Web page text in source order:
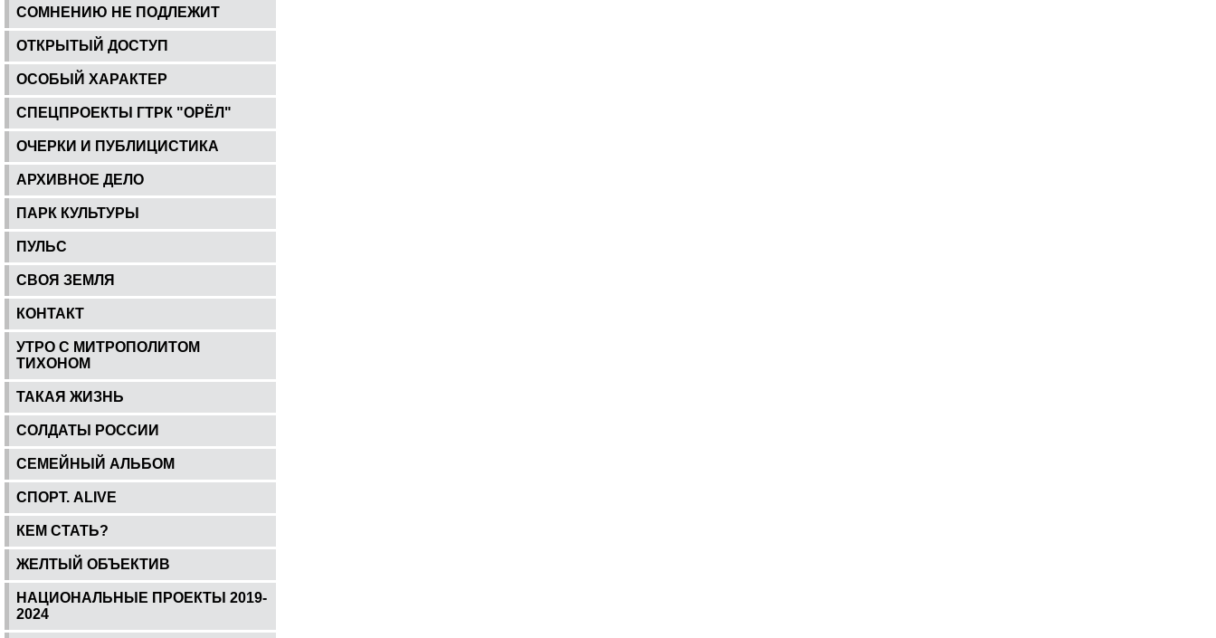
СОМНЕНИЮ НЕ ПОДЛЕЖИТ
ОТКРЫТЫЙ ДОСТУП
ОСОБЫЙ ХАРАКТЕР
СПЕЦПРОЕКТЫ ГТРК "ОРЁЛ"
ОЧЕРКИ И ПУБЛИЦИСТИКА
АРХИВНОЕ ДЕЛО
ПАРК КУЛЬТУРЫ
ПУЛЬС
СВОЯ ЗЕМЛЯ
КОНТАКТ
УТРО С МИТРОПОЛИТОМ
ТИХОНОМ
ТАКАЯ ЖИЗНЬ
СОЛДАТЫ РОССИИ
СЕМЕЙНЫЙ АЛЬБОМ
СПОРТ. ALIVE
КЕМ СТАТЬ?
ЖЕЛТЫЙ ОБЪЕКТИВ
НАЦИОНАЛЬНЫЕ ПРОЕКТЫ 2019-
2024